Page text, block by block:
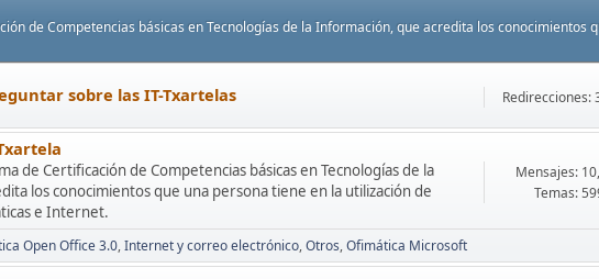
de Competencias básicas en Tecnologías de la Información, que acredita los
sobre las IT-Txartelas Redirecciones:
de Certificación de Competencias básicas en Tecnologías de la
los conocimientos que una persona tiene en la utilización de
e Internet.
Mensajes:
Temas:
Open Office 3.0 Internet y correo electrónico Otros Ofimática Microsoft